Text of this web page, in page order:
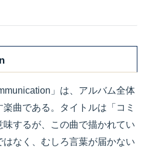
」は、アルバム全体
曲である。タイトルは「コミ
味するが、この曲で描かれてい
はなく、むしろ言葉が届かない